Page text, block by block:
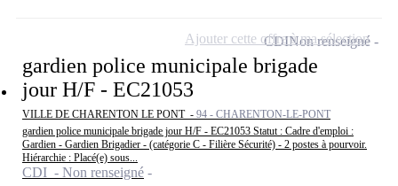
gardien police municipale brigade
jour H/F - EC21053
VILLE DE CHARENTON LE PONT - 94 - CHARENTON-LE-PONT
gardien police municipale brigade jour H/F - EC21053 Statut : Cadre d'emploi :
Gardien - Gardien Brigadier - (catégorie C - Filière Sécurité) - 2 postes à pourvoir.
Hiérarchie : Placé(e) sous...
CDI - Non renseigné
CDINon renseigné
Ajouter cette offre à ma sélection